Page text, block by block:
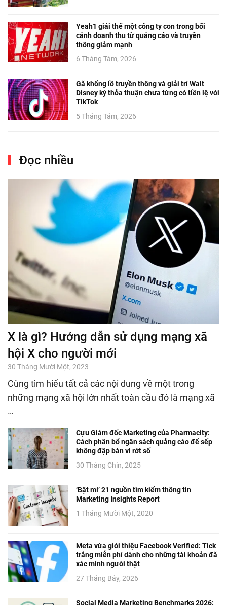
Yeah1 giải thể một công ty con trong bối
cảnh doanh thu từ quảng cáo và truyền
thông giảm mạnh
6 Tháng Tám, 2026
Gã khổng lồ truyền thông và giải trí Walt
Disney ký thỏa thuận chưa từng có tiền lệ với
TikTok
5 Tháng Tám, 2026
Đọc nhiều
X là gì? Hướng dẫn sử dụng mạng xã
hội X cho người mới
30 Tháng Mười Một, 2023
Cùng tìm hiểu tất cả các nội dung về một trong
những mạng xã hội lớn nhất toàn cầu đó là mạng xã
…
Cựu Giám đốc Marketing của Pharmacity:
Cách phân bổ ngân sách quảng cáo để sếp
không đập bàn vì rớt số
30 Tháng Chín, 2025
‘Bật mí’ 21 nguồn tìm kiếm thông tin
Marketing Insights Report
1 Tháng Mười Một, 2020
Meta vừa giới thiệu Facebook Verified: Tick
trắng miễn phí dành cho những tài khoản đã
xác minh người thật
27 Tháng Bảy, 2026
Social Media Marketing Benchmarks 2026: